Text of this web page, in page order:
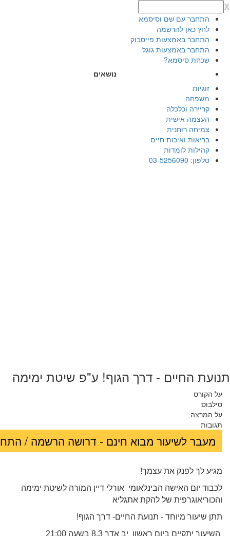
x
התחבר עם שם וסיסמא
לחץ כאן להרשמה
התחבר באמצעות פייסבוק
התחבר באמצעות גוגל
שכחת סיסמא?
נושאים
זוגיות
משפחה
קריירה וכלכלה
העצמה אישית
צמיחה רוחנית
בריאות ואיכות חיים
קהילות לומדות
טלפון: 03-5256090
תנועת החיים - דרך הגוף! ע"פ שיטת ימימה
על הקורס
סילבוס
על המרצה
תגובות
מעבר לשיעור מבוא חינם - דרושה הרשמה /
מגיע לך לפנק את עצמך!
לכבוד יום האישה הבינלאומי אורלי דיין המורה לשיטת ימימה
והכוריאוגרפית של להקת אתגליא
תתן שיעור מיוחד - תנועת החיים- דרך הגוף!
השיעור יתקיים ביום ראשון יב אדר 8.3 בשעה 21:00